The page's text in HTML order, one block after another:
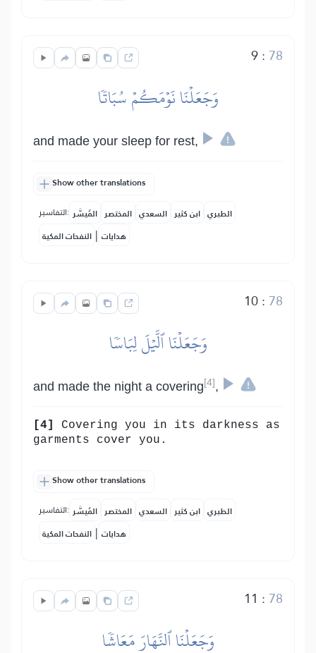
9: 78
وَجَعَلۡنَا نَوۡمَكُمۡ سُبَاتٗا
and made your sleep for rest,
Show other translations
التفاسير: المُيسَّر المختصر السعدي ابن كثير الطبري
النفحات المكية | هدايات
10: 78
وَجَعَلۡنَا ٱلَّيۡلَ لِبَاسٗا
and made the night a covering [4] ,
[4]
Covering you in its darkness as
garments cover you.
Show other translations
التفاسير: المُيسَّر المختصر السعدي ابن كثير الطبري
النفحات المكية | هدايات
11 : 78
وَجَعَلۡنَا ٱلنَّهَارَ مَعَاشٗا